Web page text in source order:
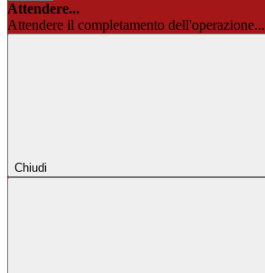
Attendere...
Attendere il completamento dell'operazione...
Chiudi